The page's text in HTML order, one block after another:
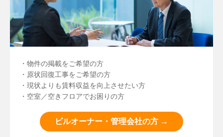
・物件の掲載をご希望の方
・原状回復工事をご希望の方
・現状よりも賃料収益を向上させたい方
・空室／空きフロアでお困りの方
ビルオーナー・管理会社の方 →